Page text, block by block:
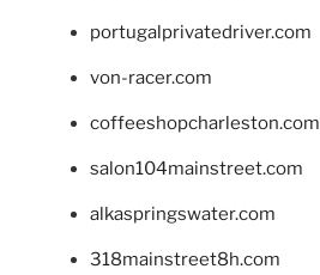
portugalprivatedriver.com
von-racer.com
coffeeshopcharleston.com
salon104mainstreet.com
alkaspringswater.com
318mainstreet8h.com